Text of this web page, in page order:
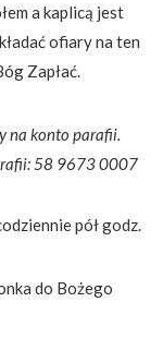
a kaplicą jest
ofiary na ten
Zapłać.
na konto parafii.
58 9673 0007
pół godz.
do Bożego